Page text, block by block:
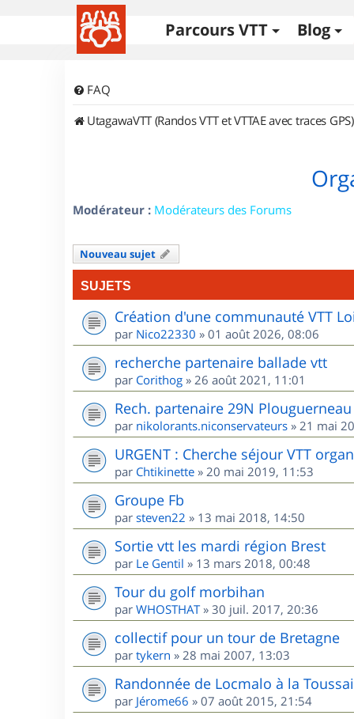
Parcours VTT Blog
FAQ
UtagawaVTT (Randos VTT et VTTAE avec traces GPS)
Modérateur : Modérateurs des Forums
Nouveau sujet
SUJETS
Création d'une communauté VTT
par Nico22330 » 01 août 2026, 08:06
recherche partenaire ballade vtt
par Corithog » 26 août 2021, 11:01
Rech. partenaire 29N
par nikolorants.niconservateurs » 21 mai
URGENT : Cherche séjour VTT
par Chtikinette » 20 mai 2019, 11:53
Groupe Fb
par steven22 » 13 mai 2018, 14:50
Sortie vtt les mardi région Brest
par Le Gentil » 13 mars 2018, 00:48
Tour du golf morbihan
par WHOSTHAT» 30 juil. 2017, 20:36
collectif pour un tour de Bretagne
par tykern » 28 mai 2007, 13:03
Randonnée de Locmalo à la
par Jérome66 » 07 août 2015, 21:54